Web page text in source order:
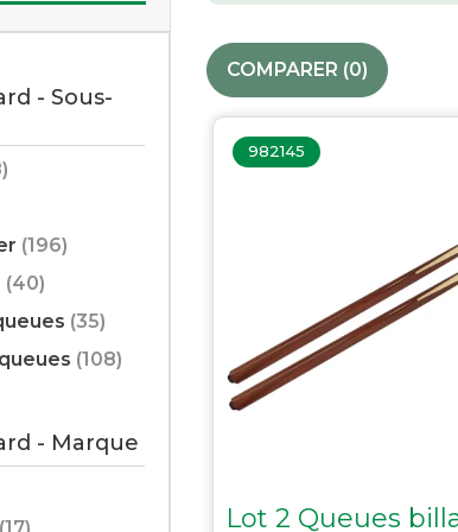
Porte-craies
Gants
Serviettes
Accessoires
Planches et
Jeu Palets
- Sous-
(196)
(40)
(35)
(108)
- Marque
COMPARER (0)‎
982145
Lot 2 Queues